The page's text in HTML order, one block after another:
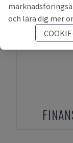
och lära dig mer